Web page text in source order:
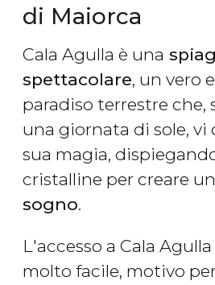
di Maiorca
Cala Agulla è una
spettacolare, un vero
paradiso terrestre che,
una giornata di sole, vi
sua magia,
cristalline per creare un
sogno.
L'accesso a Cala
molto facile, motivo